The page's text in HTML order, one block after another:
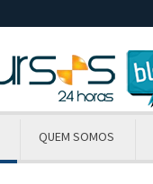
QUEM SOMOS